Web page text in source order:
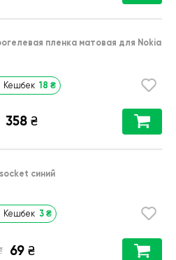
пленка матовая для Nokia
Кешбек 18 ₴
358 ₴
синий
Кешбек 3 ₴
69 ₴